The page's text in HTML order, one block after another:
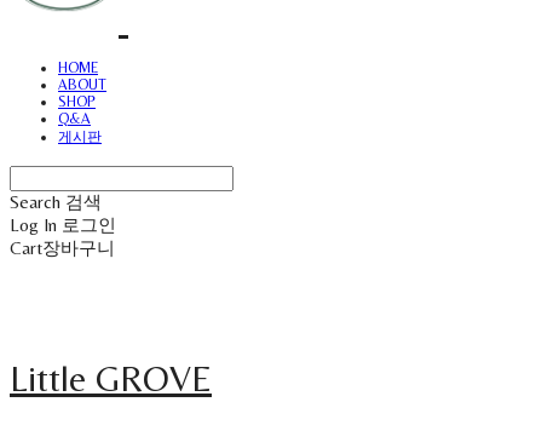
HOME
ABOUT
SHOP
Q&A
게시판
Search 검색
Log In 로그인
Cart장바구니
Little GROVE